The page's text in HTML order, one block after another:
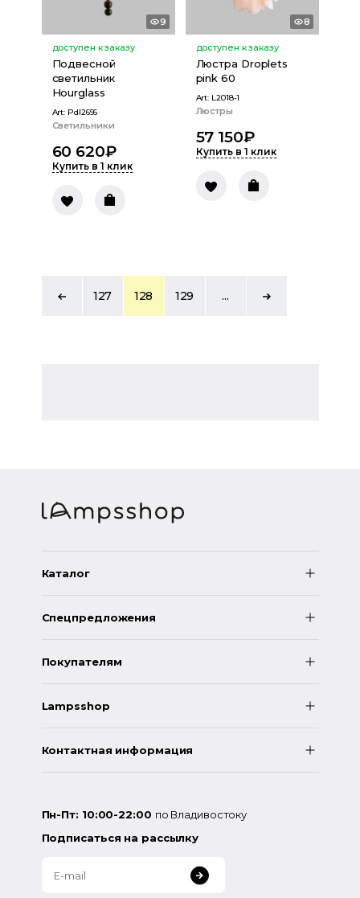
9
доступен к заказу
Подвесной
светильник
Hourglass
Art: Pdl2696
Светильники
60 620₽
Купить в 1 клик
8
доступен к заказу
Люстра Droplets
pink 60
Art: L2018-1
Люстры
57 150₽
Купить в 1 клик
127 128 129 ...
Каталог
Спецпредложения
Покупателям
Lampsshop
Контактная информация
Пн-Пт: 10:00-22:00 по Владивостоку
Подписаться на рассылку